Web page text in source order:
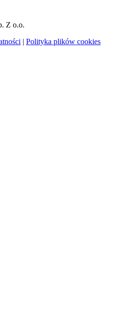
Z o.o.
| Polityka plików cookies